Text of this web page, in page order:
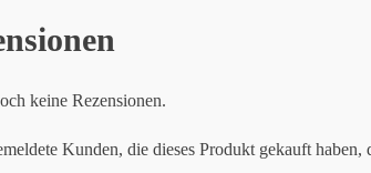
keine Rezensionen.
Kunden, die dieses Produkt gekauft haben,